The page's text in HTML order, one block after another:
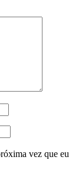
vez que eu